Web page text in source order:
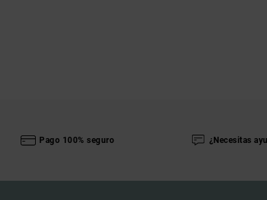
Pago 100% seguro ¿Necesitas